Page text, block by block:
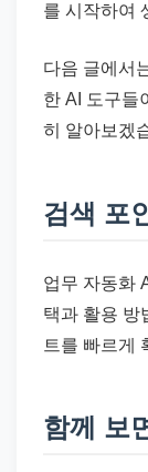
를 시작하여
다음 글에서
한 AI 도구들
히 알아보겠
검색 포
업무 자동화
택과 활용 방
트를 빠르게
함께 보